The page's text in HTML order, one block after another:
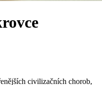
civilizačních chorob,